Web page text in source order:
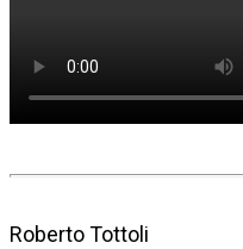
Roberto Tottoli